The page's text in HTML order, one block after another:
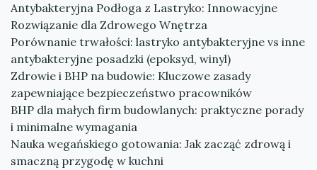
Antybakteryjna Podłoga z Lastryko: Innowacyjne
Rozwiązanie dla Zdrowego Wnętrza
Porównanie trwałości: lastryko antybakteryjne vs inne
antybakteryjne posadzki (epoksyd, winyl)
Zdrowie i BHP na budowie: Kluczowe zasady
zapewniające bezpieczeństwo pracowników
BHP dla małych firm budowlanych: praktyczne porady
i minimalne wymagania
Nauka wegańskiego gotowania: Jak zacząć zdrową i
smaczną przygodę w kuchni